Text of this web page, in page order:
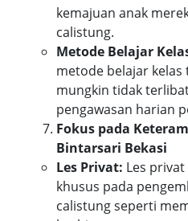
kemajuan anak
calistung.
Metode Belajar
metode belajar
mungkin tidak
pengawasan harian
Fokus pada
Bintarsari Bekasi
Les Privat: Les
khusus pada
calistung seperti